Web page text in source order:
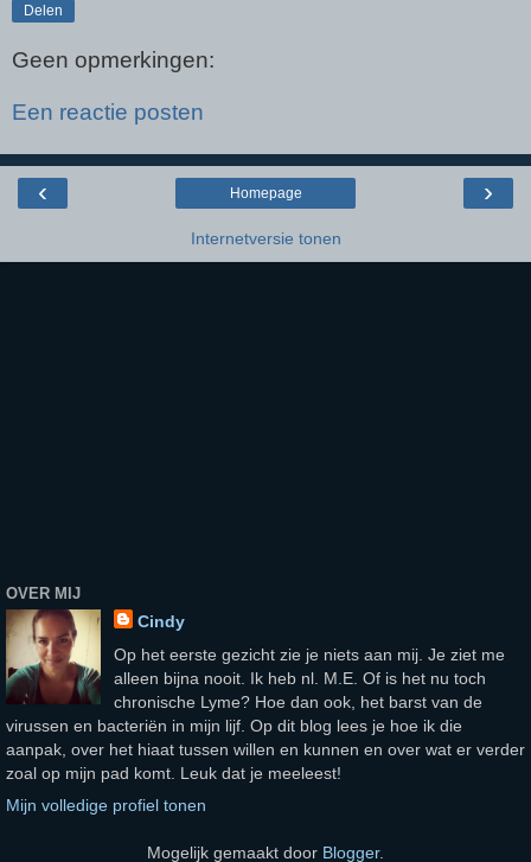
Delen
Geen opmerkingen:
Een reactie posten
‹ ›
Homepage
Internetversie tonen
OVER MIJ
Cindy
Op het eerste gezicht zie je niets aan mij. Je ziet me
alleen bijna nooit. Ik heb nl. M.E. Of is het nu toch
chronische Lyme? Hoe dan ook, het barst van de
virussen en bacteriën in mijn lijf. Op dit blog lees je hoe ik die
aanpak, over het hiaat tussen willen en kunnen en over wat er verder
zoal op mijn pad komt. Leuk dat je meeleest!
Mijn volledige profiel tonen
Mogelijk gemaakt door Blogger.